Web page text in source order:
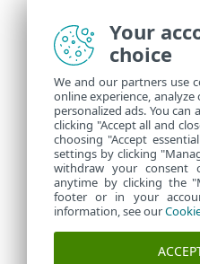
Your
choice
We and our partners use
online experience,
personalized ads. You
clicking "Accept all and
choosing "Accept
settings by clicking
withdraw your consent
anytime by clicking the
footer or in your
information, see our